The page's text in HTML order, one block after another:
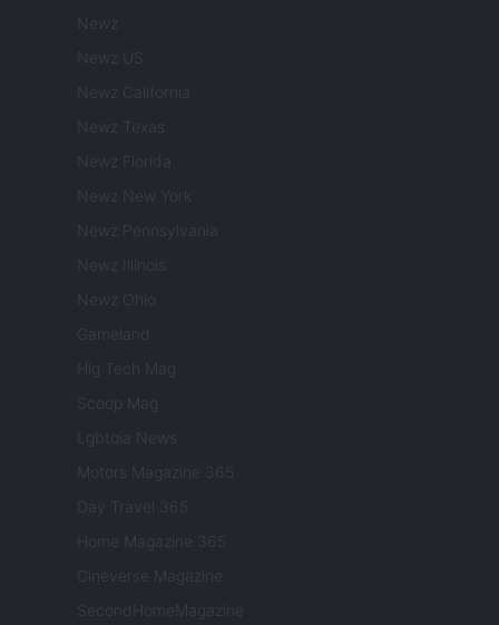
Newz
Newz US
Newz California
Newz Texas
Newz Florida
Newz New York
Newz Pennsylvania
Newz Illinois
Newz Ohio
Gameland
Hig Tech Mag
Scoop Mag
Lgbtqia News
Motors Magazine 365
Day Travel 365
Home Magazine 365
Cineverse Magazine
SecondHomeMagazine